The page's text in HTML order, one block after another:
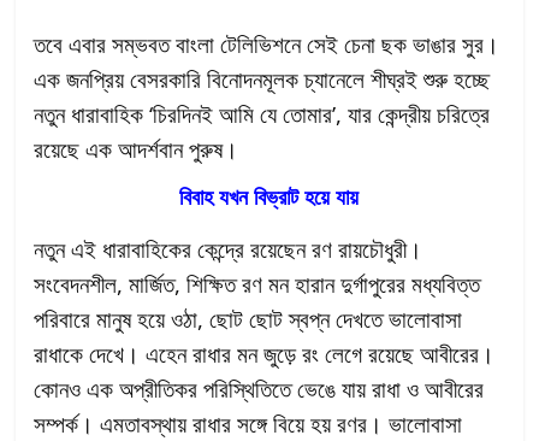
তবে এবার সম্ভবত বাংলা টেলিভিশনে সেই চেনা ছক ভাঙার সুর।
এক জনপ্রিয় বেসরকারি বিনোদনমূলক চ্যানেলে শীঘ্রই শুরু হচ্ছে
নতুন ধারাবাহিক ‘চিরদিনই আমি যে তোমার’, যার কেন্দ্রীয় চরিত্রে
রয়েছে এক আদর্শবান পুরুষ।
বিবাহ যখন বিভ্রাট হয়ে যায়
নতুন এই ধারাবাহিকের কেন্দ্রে রয়েছেন রণ রায়চৌধুরী।
সংবেদনশীল, মার্জিত, শিক্ষিত রণ মন হারান দুর্গাপুরের মধ্যবিত্ত
পরিবারে মানুষ হয়ে ওঠা, ছোট ছোট স্বপ্ন দেখতে ভালোবাসা
রাধাকে দেখে। এহেন রাধার মন জুড়ে রং লেগে রয়েছে আবীরের।
কোনও এক অপ্রীতিকর পরিস্থিতিতে ভেঙে যায় রাধা ও আবীরের
সম্পর্ক। এমতাবস্থায় রাধার সঙ্গে বিয়ে হয় রণর। ভালোবাসা